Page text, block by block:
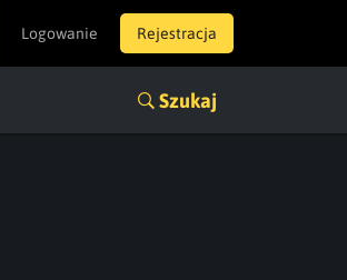
Logowanie Rejestracja
Szukaj